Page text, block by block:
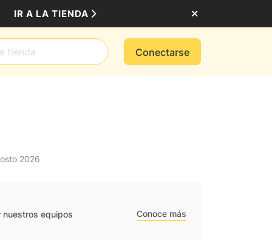
IR A LA TIENDA
Conectarse
2026
equipos Conoce más